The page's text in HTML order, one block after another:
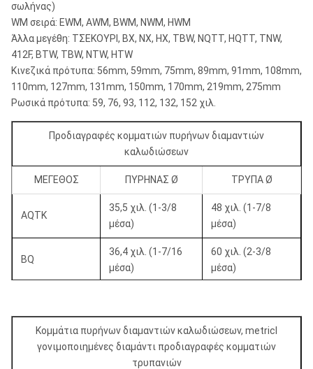
σωλήνας)
WM σειρά: EWM, AWM, BWM, NWM, HWM
Άλλα μεγέθη: ΤΣΕΚΟΥΡΙ, BX, NX, HX, TBW, NQTT, HQTT, TNW,
412F, BTW, TBW, NTW, HTW
Κινεζικά πρότυπα: 56mm, 59mm, 75mm, 89mm, 91mm, 108mm,
110mm, 127mm, 131mm, 150mm, 170mm, 219mm, 275mm
Ρωσικά πρότυπα: 59, 76, 93, 112, 132, 152 χιλ.
Προδιαγραφές κομματιών πυρήνων διαμαντιών
καλωδιώσεων
ΜΕΓΕΘΟΣ ΠΥΡΗΝΑΣ Ø ΤΡΥΠΑ Ø
AQTK
35,5 χιλ. (1-3/8
μέσα)
48 χιλ. (1-7/8
μέσα)
BQ
36,4 χιλ. (1-7/16
μέσα)
60 χιλ. (2-3/8
μέσα)
47,6 χιλ. (1-7/8
μέσα)
75,7 χιλ. (3 μέσα)
Κομμάτια πυρήνων διαμαντιών καλωδιώσεων, metricl
γονιμοποιημένες διαμάντι προδιαγραφές κομματιών
τρυπανιών